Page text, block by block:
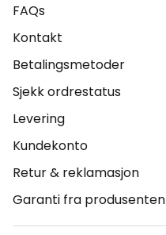
FAQs
Kontakt
Betalingsmetoder
Sjekk ordrestatus
Levering
Kundekonto
Retur & reklamasjon
Garanti fra produsenten